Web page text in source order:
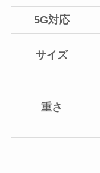
5G対応
サイズ
重さ